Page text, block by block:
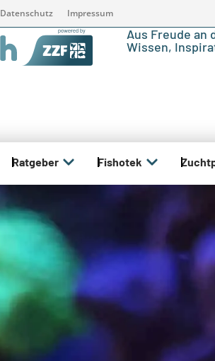
Datenschutz Impressum
Aus Freude an
Wissen,
Ratgeber Fishotek